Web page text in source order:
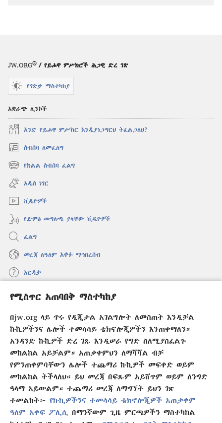
የሚስጥር አጠባበቅ ማስተካከያ
በjw.org ላይ ጥሩ የዲጂታል አገልግሎት ለመስጠት እንዲቻል
ኩኪዎችንና ሌሎች ተመሳሳይ ቴክኖሎጂዎችን እንጠቀማለን።
አንዳንድ ኩኪዎች ድረ ገጹ እንዲሠራ የግድ ስለሚያስፈልጉ
መከልከል አይቻልም። አጠቃቀምህን ለማሻሻል ብቻ
የምንጠቀምባቸውን ሌሎች ተጨማሪ ኩኪዎች መፍቀድ ወይም
መከልከል ትችላለህ። ይህ መረጃ በፍጹም አይሸጥም ወይም ለንግድ
ዓላማ አይውልም። ተጨማሪ መረጃ ለማግኘት ይህን ገጽ
ተመልከት፦ የኩኪዎችንና ተመሳሳይ ቴክኖሎጂዎች አጠቃቀም
ዓለም አቀፍ ፖሊሲ
በማንኛውም ጊዜ ምርጫዎችን ማስተካከል
JW.ORG® / የይሖዋ ምሥክሮች ሕጋዊ ድረ ገጽ
የገጽታ ማስተካከያ
አቋራጭ ሊንኮች
አንድ የይሖዋ ምሥክር እንዲያነጋግርህ ትፈልጋለህ?
ስብሰባ ለመፈለግ
(አዲስ
ዊንዶው
ክፈት)
የክልል ስብሰባ ፈልግ
(አዲስ
ዊንዶው
ክፈት)
አዲስ ነገር
ቪዲዮዎች
የድምፅ መግለጫ ያላቸው ቪዲዮዎች
ፈልግ
መረጃ ለዓለም አቀፉ ማኅበረሰብ
እርዳታ
መዋጮዎች
(አዲስ
ክፈት)
የመጠበቂያ ግንብ የኢንተርኔት ቤተ መጻሕፍት
(አዲስ
ዊንዶው
®
(አዲስ
ዊንዶው
JW Library ® አፕሊኬሽን
Copyright © 2026 Watch Tower Bible and Tract Society of Pennsylvania.